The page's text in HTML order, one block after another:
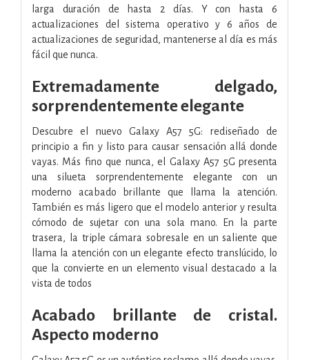
larga duración de hasta 2 días. Y con hasta 6
actualizaciones del sistema operativo y 6 años de
actualizaciones de seguridad, mantenerse al día es más
fácil que nunca.
Extremadamente delgado,
sorprendentemente elegante
Descubre el nuevo Galaxy A57 5G: rediseñado de
principio a fin y listo para causar sensación allá donde
vayas. Más fino que nunca, el Galaxy A57 5G presenta
una silueta sorprendentemente elegante con un
moderno acabado brillante que llama la atención.
También es más ligero que el modelo anterior y resulta
cómodo de sujetar con una sola mano. En la parte
trasera, la triple cámara sobresale en un saliente que
llama la atención con un elegante efecto translúcido, lo
que la convierte en un elemento visual destacado a la
vista de todos
Acabado brillante de cristal.
Aspecto moderno